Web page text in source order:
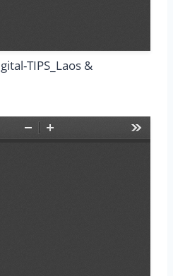
TIPS_Laos &